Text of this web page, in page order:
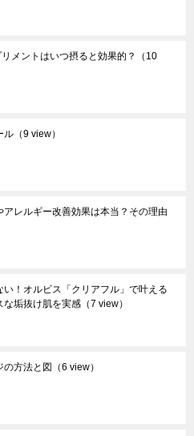
メントはいつ摂ると効果的？
（10
ル （9 view）
アレルギー改善効果は本当？その理由
い！オルビス「クリアフル」で叶える
な垢抜け肌を実感 （7 view）
の方法と図 （6 view）